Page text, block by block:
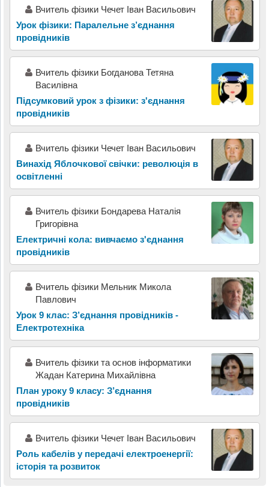
Вчитель фізики Чечет Іван Васильович
Урок фізики: Паралельне з’єднання
провідників
Вчитель фізики Богданова Тетяна
Василівна
Підсумковий урок з фізики: з'єднання
провідників
Вчитель фізики Чечет Іван Васильович
Винахід Яблочкової свічки: революція в
освітленні
Вчитель фізики Бондарева Наталія
Григорівна
Електричні кола: вивчаємо з'єднання
провідників
Вчитель фізики Мельник Микола
Павлович
Урок 9 клас: З’єднання провідників -
Електротехніка
Вчитель фізики та основ інформатики
Жадан Катерина Михайлівна
План уроку 9 класу: З’єднання
провідників
Вчитель фізики Чечет Іван Васильович
Роль кабелів у передачі електроенергії:
історія та розвиток